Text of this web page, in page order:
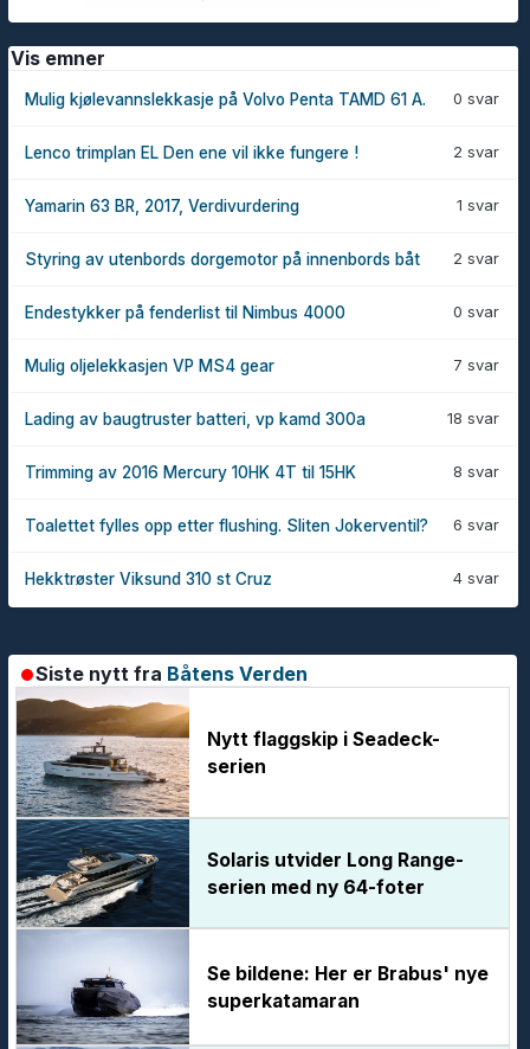
Vis emner
0 svar
Mulig kjølevannslekkasje på Volvo Penta TAMD 61 A.
2 svar
Lenco trimplan EL Den ene vil ikke fungere !
1 svar
Yamarin 63 BR, 2017, Verdivurdering
2 svar
Styring av utenbords dorgemotor på innenbords båt
0 svar
Endestykker på fenderlist til Nimbus 4000
7 svar
Mulig oljelekkasjen VP MS4 gear
18 svar
Lading av baugtruster batteri, vp kamd 300a
8 svar
Trimming av 2016 Mercury 10HK 4T til 15HK
6 svar
Toalettet fylles opp etter flushing. Sliten Jokerventil?
4 svar
Hekktrøster Viksund 310 st Cruz
Siste nytt fra Båtens Verden
Nytt flaggskip i Seadeck-
serien
Solaris utvider Long Range-
serien med ny 64-foter
Se bildene: Her er Brabus' nye
superkatamaran